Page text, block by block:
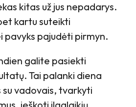
kitas už jus nepadarys.
kartu suteikti
pavyks pajudėti pirmyn.
galite pasiekti
Tai palanki diena
vadovais, tvarkyti